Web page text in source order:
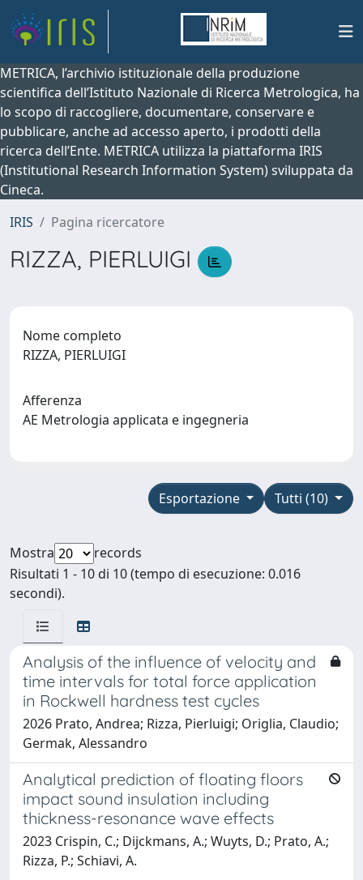
METRICA, l’archivio istituzionale della produzione
scientifica dell’Istituto Nazionale di Ricerca Metrologica, ha
lo scopo di raccogliere, documentare, conservare e
pubblicare, anche ad accesso aperto, i prodotti della
ricerca dell’Ente. METRICA utilizza la piattaforma IRIS
(Institutional Research Information System) sviluppata da
Cineca.
IRIS
Pagina ricercatore
RIZZA, PIERLUIGI
Nome completo
RIZZA, PIERLUIGI
Afferenza
AE Metrologia applicata e ingegneria
Tutti (10)
Esportazione
Mostra
records
Risultati 1 - 10 di 10 (tempo di esecuzione: 0.016
secondi).
Analysis of the influence of velocity and
time intervals for total force application
in Rockwell hardness test cycles
2026 Prato, Andrea; Rizza, Pierluigi; Origlia, Claudio;
Germak, Alessandro
Analytical prediction of floating floors
impact sound insulation including
thickness-resonance wave effects
2023 Crispin, C.; Dijckmans, A.; Wuyts, D.; Prato, A.;
Rizza, P.; Schiavi, A.